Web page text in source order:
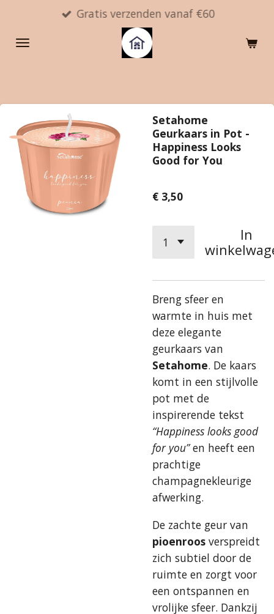
naar
Gratis verzenden vanaf €60
Setahome
Geurkaars in Pot -
Happiness Looks
Good for You
€ 3,50
In
Breng sfeer en
warmte in huis met
deze elegante
geurkaars van
Setahome. De kaars
komt in een stijlvolle
pot met de
inspirerende tekst
“Happiness looks good
for you”en heeft een
prachtige
champagnekleurige
afwerking.
De zachte geur van
pioenroos verspreidt
zich subtiel door de
ruimte en zorgt voor
een ontspannen en
vrolijke sfeer. Dankzij